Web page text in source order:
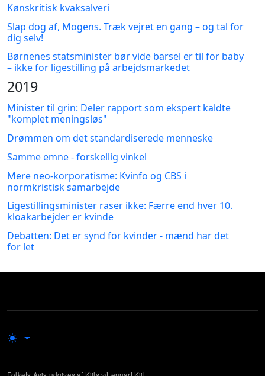
Kønskritisk kvaksalveri
Slap dog af, Mogens. Træk vejret en gang – og tal for
dig selv!
Børnenes statsminister bør vide barsel er til for baby
– ikke for ligestilling på arbejdsmarkedet
2019
Minister til grin: Deler rapport som ekspert kaldte
"komplet meningsløs"
Drømmen om det standardiserede menneske
Samme emne - forskellig vinkel
Mere neo-korporatisme: Kvinfo og CBS i
normkristisk samarbejde
Ligestillingsminister raser ikke: Færre end hver 10.
kloakarbejder er kvinde
Debatten: Det er synd for kvinder - mænd har det
for let